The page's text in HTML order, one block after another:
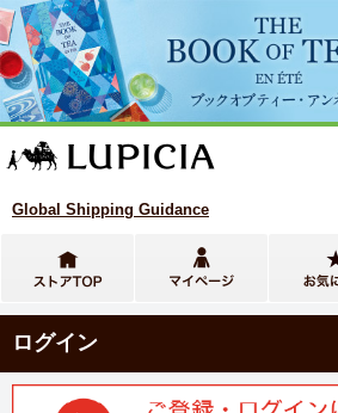
Global Shipping Guidance
ログイン